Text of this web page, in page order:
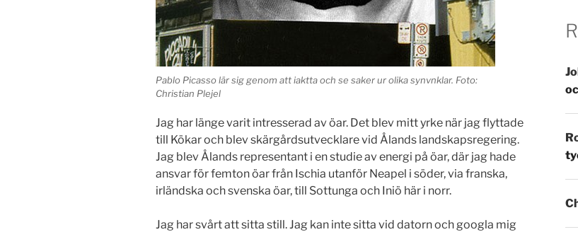
Pablo Picasso lär sig genom att iaktta och se saker ur olika synvnklar. Foto:
Christian Plejel
Jag har länge varit intresserad av öar. Det blev mitt yrke när jag flyttade
till Kökar och blev skärgårdsutvecklare vid Ålands landskapsregering.
Jag blev Ålands representant i en studie av energi på öar, där jag hade
ansvar för femton öar från Ischia utanför Neapel i söder, via franska,
irländska och svenska öar, till Sottunga och Iniö här i norr.
Jag har svårt att sitta still. Jag kan inte sitta vid datorn och googla mig